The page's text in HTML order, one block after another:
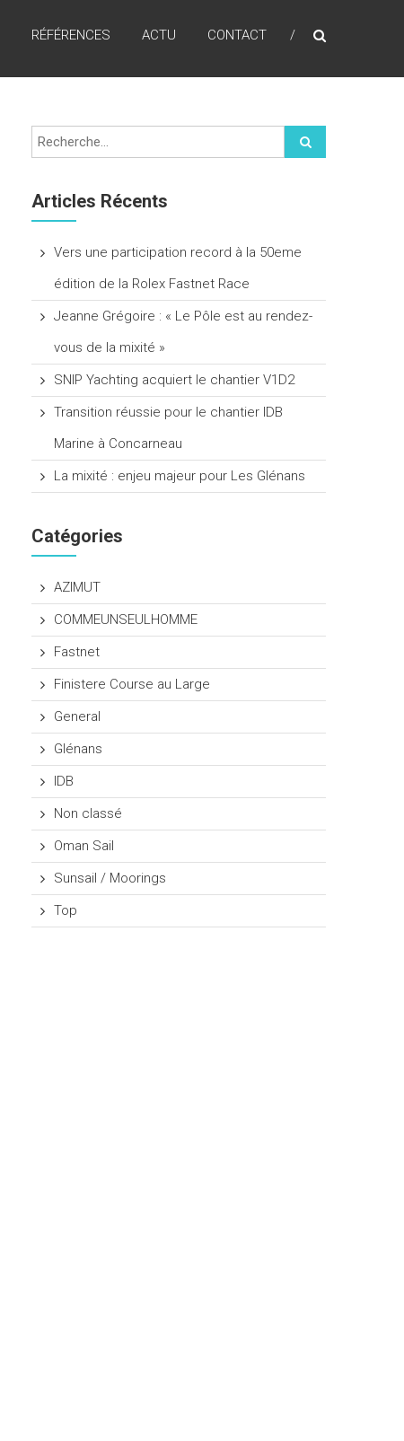
RÉFÉRENCES ACTU CONTACT
Articles Récents
Vers une participation record à la 50eme
édition de la Rolex Fastnet Race
Jeanne Grégoire : « Le Pôle est au rendez-
vous de la mixité »
SNIP Yachting acquiert le chantier V1D2
Transition réussie pour le chantier IDB
Marine à Concarneau
La mixité : enjeu majeur pour Les Glénans
Catégories
AZIMUT
COMMEUNSEULHOMME
Fastnet
Finistere Course au Large
General
Glénans
IDB
Non classé
Oman Sail
Sunsail / Moorings
Top